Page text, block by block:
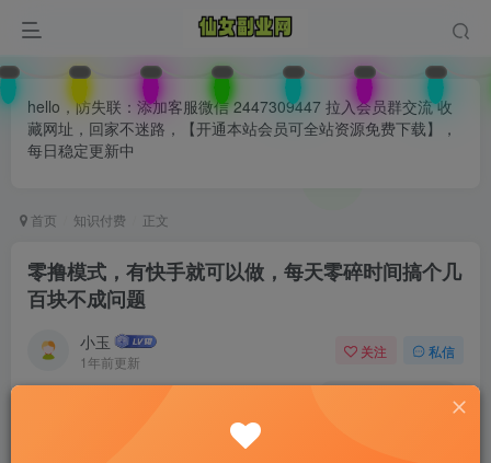
hello，防失联：添加客服微信 2447309447 拉入会员群交流 收
藏网址，回家不迷路，【开通本站会员可全站资源免费下载】，
每日稳定更新中
首页 知识付费 正文
零撸模式，有快手就可以做，每天零碎时间搞个几
百块不成问题
小玉
1年前更新
关注 私信
0 118 79